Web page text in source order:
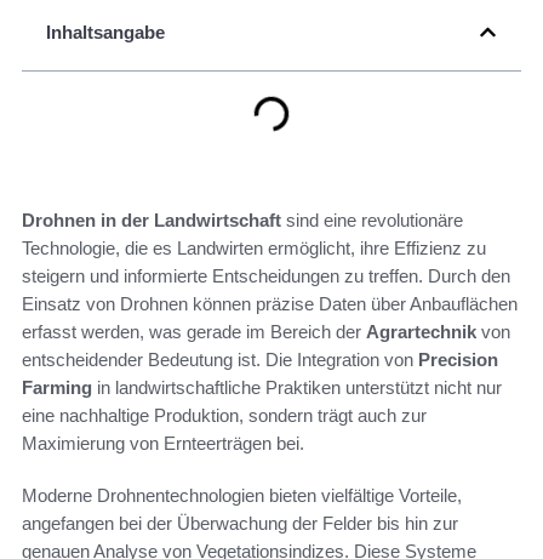
Inhaltsangabe
Drohnen in der Landwirtschaft sind eine revolutionäre
Technologie, die es Landwirten ermöglicht, ihre Effizienz zu
steigern und informierte Entscheidungen zu treffen. Durch den
Einsatz von Drohnen können präzise Daten über Anbauflächen
erfasst werden, was gerade im Bereich der Agrartechnik von
entscheidender Bedeutung ist. Die Integration von Precision
Farming in landwirtschaftliche Praktiken unterstützt nicht nur
eine nachhaltige Produktion, sondern trägt auch zur
Maximierung von Ernteerträgen bei.
Moderne Drohnentechnologien bieten vielfältige Vorteile,
angefangen bei der Überwachung der Felder bis hin zur
genauen Analyse von Vegetationsindizes. Diese Systeme